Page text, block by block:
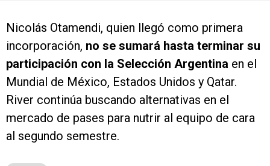
Nicolás Otamendi, quien llegó como primera
incorporación, no se sumará hasta terminar su
participación con la Selección Argentina en el
Mundial de México, Estados Unidos y Qatar.
River continúa buscando alternativas en el
mercado de pases para nutrir al equipo de cara
al segundo semestre.